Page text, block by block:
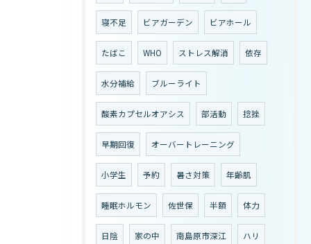
寝不足 ビアガーデン ビアホール
たばこ WHO ストレス解消 依存
水分補給 ブルーライト
酸素カプセルオアシス 部活動 捻挫
早期回復 オーバートレーニング
小学生 予約 暑さ対策 年齢肌
睡眠ホルモン 佐世保 半額 体力
日陰 家の中 南島原市深江 ハリ